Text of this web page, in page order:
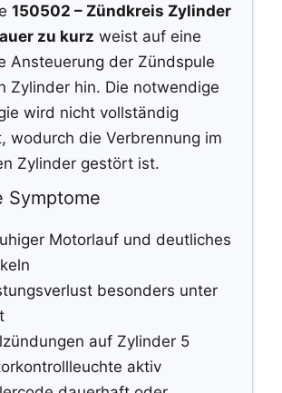
150502 – Zündkreis Zylinder
zu kurz weist auf eine
Ansteuerung der Zündspule
Zylinder hin. Die notwendige
wird nicht vollständig
wodurch die Verbrennung im
Zylinder gestört ist.
Symptome
Motorlauf und deutliches
besonders unter
auf Zylinder 5
aktiv